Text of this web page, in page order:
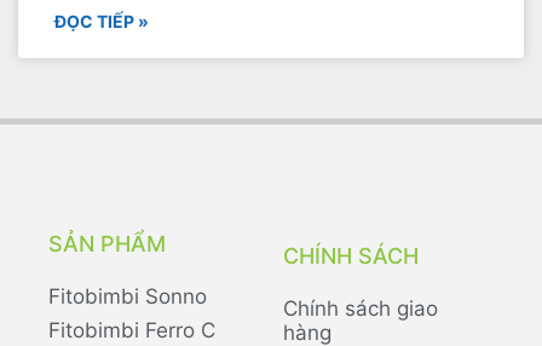
ĐỌC TIẾP »
SẢN PHẨM
Fitobimbi Sonno
Fitobimbi Ferro C
CHÍNH SÁCH
Chính sách giao
hàng